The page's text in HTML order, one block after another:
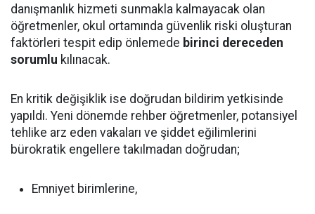
danışmanlık hizmeti sunmakla kalmayacak olan
öğretmenler, okul ortamında güvenlik riski oluşturan
faktörleri tespit edip önlemede birinci dereceden
sorumlu kılınacak.
En kritik değişiklik ise doğrudan bildirim yetkisinde
yapıldı. Yeni dönemde rehber öğretmenler, potansiyel
tehlike arz eden vakaları ve şiddet eğilimlerini
bürokratik engellere takılmadan doğrudan;
Emniyet birimlerine,